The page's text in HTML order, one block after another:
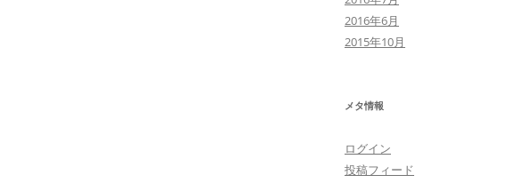
2016年6月
2015年10月
メタ情報
ログイン
投稿フィード